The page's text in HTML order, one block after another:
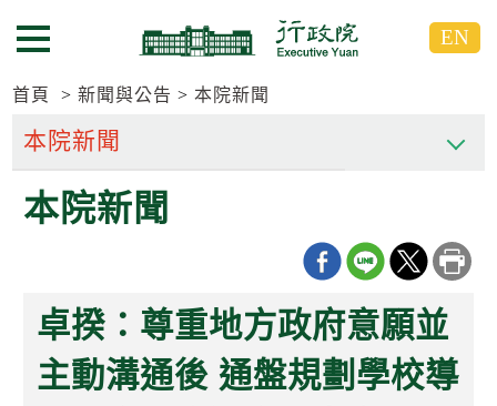
到
要
區
到
要
區
選單按鈕 EN
首頁 新聞與公告 本院新聞
本院新聞
卓揆：尊重地方政府意願並
主動溝通後 通盤規劃學校導